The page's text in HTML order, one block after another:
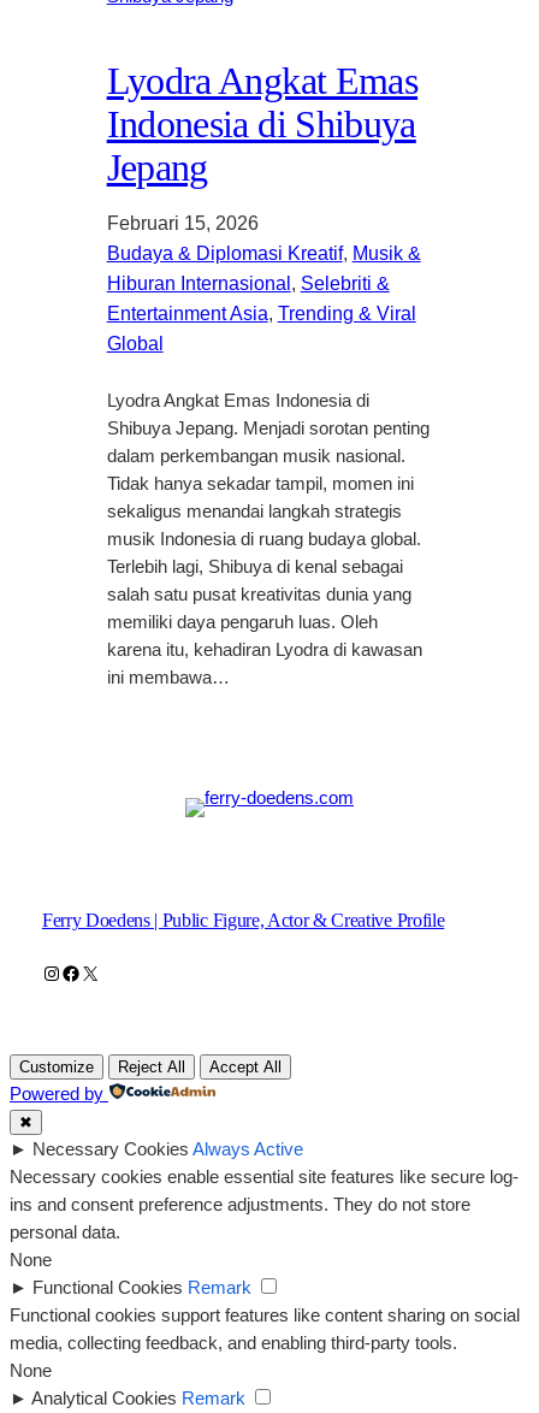
Lyodra Angkat Emas
Indonesia di Shibuya
Jepang
Februari 15, 2026
Budaya & Diplomasi Kreatif, Musik &
Hiburan Internasional , Selebriti &
Entertainment Asia, Trending & Viral
Global
Lyodra Angkat Emas Indonesia di
Shibuya Jepang. Menjadi sorotan penting
dalam perkembangan musik nasional.
Tidak hanya sekadar tampil, momen ini
sekaligus menandai langkah strategis
musik Indonesia di ruang budaya global.
Terlebih lagi, Shibuya di kenal sebagai
salah satu pusat kreativitas dunia yang
memiliki daya pengaruh luas. Oleh
karena itu, kehadiran Lyodra di kawasan
ini membawa…
Ferry Doedens | Public Figure, Actor & Creative Profile
Instagram
Facebook
X
Customize Reject All Accept All
Powered by
✖
► Necessary Cookies Always Active
Necessary cookies enable essential site features like secure log-
ins and consent preference adjustments. They do not store
personal data.
None
► Functional Cookies Remark
Functional cookies support features like content sharing on social
media, collecting feedback, and enabling third-party tools.
None
► Analytical Cookies Remark